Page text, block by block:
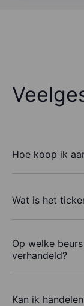
Hoe koop ik
Wat is het
Op welke
verhandeld?
Kan ik